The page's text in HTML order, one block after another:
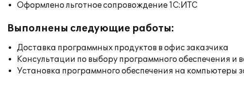
Оформлено льготное сопровождение 1С:ИТС
Выполнены следующие работы:
Доставка программных продуктов в офис заказчика
Консультации по выбору программного обеспечения и
Установка программного обеспечения на компьютеры